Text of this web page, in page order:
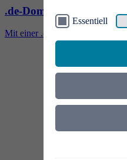
Essentiell
.de-Domains
Mit einer .de-Domain erhalten